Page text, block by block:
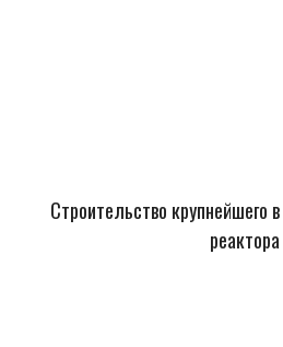
Строительство крупнейшего
реактора